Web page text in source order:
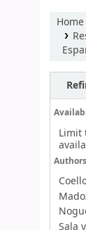
Home
Limit
Authors